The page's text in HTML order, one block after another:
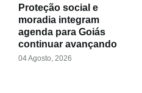
Proteção social e
moradia integram
agenda para Goiás
continuar avançando
04 Agosto, 2026